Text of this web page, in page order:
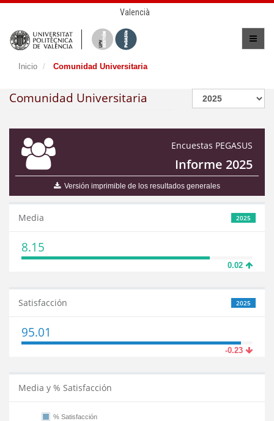
Valencià
Inicio Comunidad Universitaria
Comunidad Universitaria
Encuestas PEGASUS
Informe 2025
Versión imprimible de los resultados generales
2025
Media
8.15
0.02
2025
Satisfacción
95.01
-0.23
Media y % Satisfacción
% Satisfacción